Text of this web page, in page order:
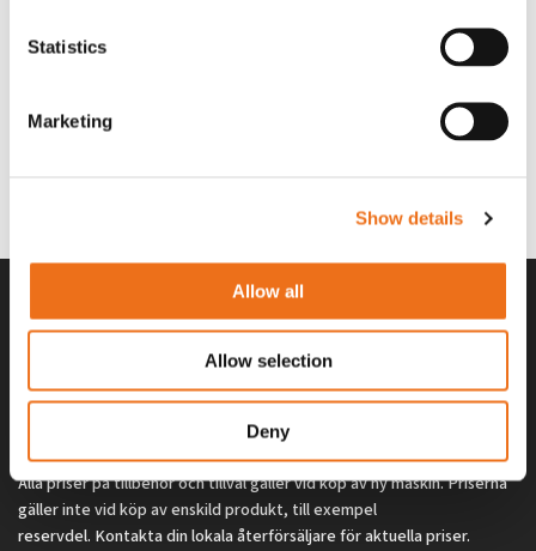
Statistics
Marketing
Show details
Allow all
Allow selection
Deny
Lägg till i varukorg
stämpellogotyp Avant
T-shirt svart 2xl med avant-
(ex. moms)
Alla priser på tillbehör och tillval gäller vid köp av ny maskin. Priserna
gäller inte vid köp av enskild produkt, till exempel
reservdel. Kontakta din lokala återförsäljare för aktuella priser.